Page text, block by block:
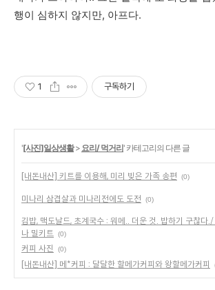
행이 심하지 않지만, 아프다.
1 구독하기
'[사진]일상생활> 요리/ 먹거리' 카테고리의 다른 글
[내돈내산] 키트를 이용해, 미리 빚은 가족 송편 (0)
미나리 삼겹살과 미나리전에도 도전 (0)
김밥, 맥도날드, 초계국수 : 워메.. 더운 것. 밥하기 구찮다./
나 밀키트 (0)
커피 사진 (0)
[내돈내산] 메*커피 : 달달한 할메가커피와 왕할메가커피